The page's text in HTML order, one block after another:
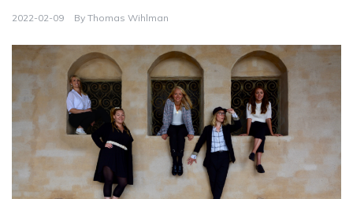
2022-02-09 By Thomas Wihlman